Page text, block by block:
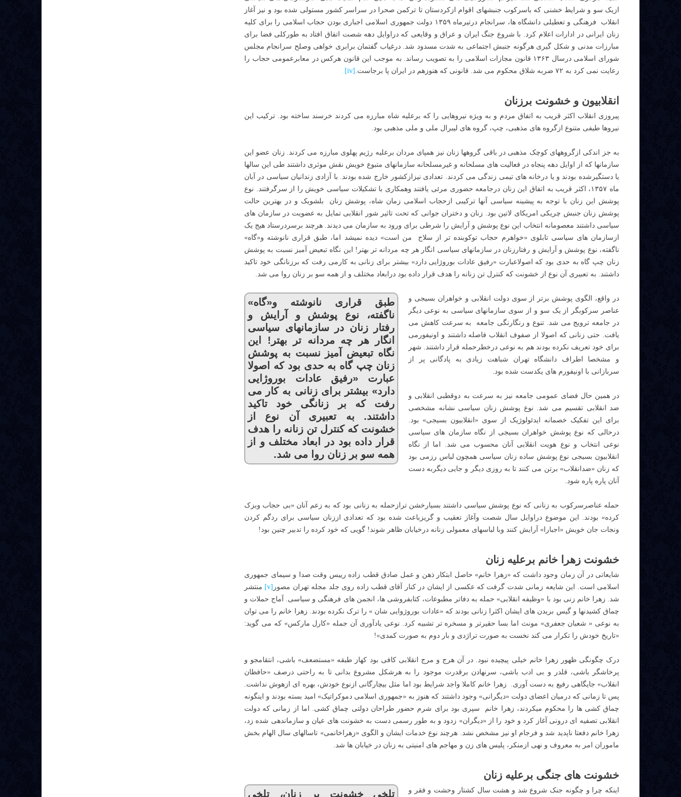
ازیک سو و شرایط خشنی که باسرکوب جنبشهای اقوام ازکردستان تا ترکمن صحرا در سراسر کشور مستولی شده بود و نیز آغاز
انقلاب فرهنگی و تعطیلی دانشگاه ها، سرانجام درتیرماه ۱۳۵۹ دولت جمهوری اسلامی اجباری بودن حجاب اسلامی را برای کلیه
زنان ایرانی در ادارات اعلام کرد. با شروع جنگ ایران و عراق و وقایعی که دراوایل دهه شصت اتفاق افتاد به طورکلی فضا برای
مبارزات مدنی و شکل گیری هرگونه جنبش اجتماعی به شدت مسدود شد. درغیاب گفتمان برابری خواهی وصلح سرانجام مجلس
شورای اسلامی درسال ۱۳۶۳ قانون مجازات اسلامی را به تصویب رساند. به موجب این قانون هرکس در معابرعمومی حجاب را
رعایت نمی کرد به ۷۲ ضربه شلاق محکوم می شد. قانونی که هنوزهم در ایران پا برجاست.
[iv]
انقلابیون و خشونت برزنان
پیروزی انقلاب اکثر قریب به اتفاق مردم و به ویژه نیروهایی را که برعلیه شاه مبارزه می کردند خرسند ساخته بود. ترکیب این
نیروها طیفی متنوع ازگروه های مذهبی، چپ، گروه های لیبرال ملی و ملی مذهبی بود.
به جز اندکی ازگروههای کوچک مذهبی در باقی گروهها زنان نیز همپای مردان برعلیه رژیم پهلوی مبارزه می کردند. زنان عضو این
سازمانها که از اوایل دهه پنجاه در فعالیت های مسلحانه و غیرمسلحانه سازمانهای متبوع خویش نقش موثری داشتند طی این سالها
یا دستگیرشده بودند و یا درخانه های تیمی زندگی می کردند. تعدادی نیزازکشور خارج شده بودند. با آزادی زندانیان سیاسی در آبان
ماه ۱۳۵۷، اکثر قریب به اتفاق این زنان درجامعه حضوری مرئی یافتند وهمکاری با تشکیلات سیاسی خویش را از سرگرفتند. نوع
پوشش این زنان با توجه به پیشینه سیاسی آنها ترکیبی ازحجاب اسلامی زمان شاه، پوشش زنان بلشویک و در بهترین حالت
پوشش زنان جنبش چریکی امریکای لاتین بود. زنان و دختران جوانی که تحت تاثیر شور انقلابی تمایل به عضویت در سازمان های
سیاسی داشتند معصومانه انتخاب این نوع پوشش و آرایش را شرطی برای ورود به سازمان می دیدند. هرچند برسردرستاد هیج یک
ازسازمان های سیاسی تابلوی «خواهرم حجاب توکوبنده تر از سلاح من است» دیده نمیشد اما، طبق قراری نانوشته و«گاه»
ناگفته، نوع پوشش و آرایش و رفتارزنان در سازمانهای سیاسی انگار هر چه مردانه تر بهتر! این نگاه تبعیض آمیز نسبت به پوشش
زنان چپ گاه به حدی بود که اصولاعبارت «رفیق عادات بوروژایی دارد» بیشتر برای زنانی به کارمی رفت که برزنانگی خود تاکید
داشتند. به تعبیری آن نوع از خشونت که کنترل تن زنانه را هدف قرار داده بود درابعاد مختلف و از همه سو بر زنان روا می شد.
طبق قراری نانوشته و«گاه»
ناگفته، نوع پوشش و آرایش و
رفتار زنان در سازمانهای سیاسی
انگار هر چه مردانه تر بهتر! این
نگاه تبعیض آمیز نسبت به پوشش
زنان چپ گاه به حدی بود که اصولا
عبارت «رفیق عادات بوروژایی
دارد» بیشتر برای زنانی به کار می
رفت که بر زنانگی خود تاکید
داشتند. به تعبیری آن نوع از
خشونت که کنترل تن زنانه را هدف
قرار داده بود در ابعاد مختلف و از
همه سو بر زنان روا می شد.
در واقع، الگوی پوشش برتر از سوی دولت انقلابی و خواهران بسیجی و
عناصر سرکوبگر از یک سو و از سوی سازمانهای سیاسی به نوعی دیگر
در جامعه ترویج می شد. تنوع و رنگارنگی جامعه به سرعت کاهش می
یافت. حتی زنانی که اصولا از صفوف انقلاب فاصله داشتند و اونیفورمی
برای خود تعریف نکرده بودند هم به نوعی درخطرحمله قرار داشتند. شهر
و مشخصا اطراف دانشگاه تهران شباهت زیادی به پادگانی پر از
سربازانی با اونیفورم های یکدست شده بود.
در همین حال فضای عمومی جامعه نیز به سرعت به دوقطبی انقلابی و
ضد انقلابی تقسیم می شد. نوع پوشش زنان سیاسی نشانه مشخصی
برای این تفکیک خصمانه ایدئولوژیک از سوی «انقلابیون بسیجی» بود.
درحالی که نوع پوشش خواهران بسیجی از نگاه سازمان های سیاسی
نوعی انتخاب و نوع هویت انقلابی آنان محسوب می شد. اما از نگاه
انقلابیون بسیجی نوع پوشش ساده زنان سیاسی همچون لباس رزمی بود
که زنان «ضدانقلاب» برتن می کنند تا به روزی دیگر و جایی دیگربه دست
آنان پاره پاره شود.
حمله عناصرسرکوب به زنانی که نوع پوشش سیاسی داشتند بسیارخشن ترازحمله به زنانی بود که به زعم آنان «بی حجاب وبزک
کرده» بودند. این موضوع دراوایل سال شصت وآغاز تعقیب و گریزباعث شده بود که تعدادی اززنان سیاسی برای ردگم کردن
ونجات جان خویش «اجبارا» آرایش کنند وبا لباسهای معمولی زنانه درخیابان ظاهر شوند! گویی که خود کرده را تدبیر چنین بود!
خشونت زهرا خانم برعلیه زنان
شایعاتی در آن زمان وجود داشت که «زهرا خانم» حاصل ابتکار ذهن و عمل صادق قطب زاده رییس وقت صدا و سیمای جمهوری
اسلامی است. این شایعه زمانی شدت گرفت که عکسی از ایشان در کنار آقای قطب زاده روی جلد مجله تهران مصور [v]
منتشر
شد. زهرا خانم زنی بود با «وظیفه انقلابی» حمله به دفاتر مطبوعات، کتابفروشی ها، انجمن های فرهنگی و سیاسی. آماج حملات و
چماق کشیدنها و گیس بریدن های ایشان اکثرا زنانی بودند که «عادات بوروژوایی شان » را ترک نکرده بودند. زهرا خانم را می توان
به نوعی « شعبان جعفری» مونث اما بسا حقیرتر و مسخره تر تشبیه کرد. نوعی یادآوری آن جمله «کارل مارکس» که می گوید:
«تاریخ خودش را تکرار می کند نخست به صورت تراژدی و بار دوم به صورت کمدی»!
درک چگونگی ظهور زهرا خانم خیلی پیچیده نبود. در آن هرج و مرج انقلابی کافی بود کهاز طبقه «مستضعف» باشی، انتقامجو و
پرخاشگر باشی، قلدر و بی ادب باشی، سرنهادن برقدرت موجود را به هرشکل مشروع بدانی تا به راحتی درصف «حافظان
انقلاب» جایگاهی رفیع به دست آوری. زهرا خانم کاملا واجد شرایط بود اما مثل بیچارگانی ازنوع خودش، بهره ای ازهوش نداشت.
پس تا زمانی که درمیان اعضای دولت «دیگرانی» وجود داشتند که هنوز به «جمهوری اسلامی دموکراتیک» امید بسته بودند و اینگونه
چماق کشی ها را محکوم میکردند، زهرا خانم سپری بود برای شرم حضور طراحان دولتی چماق کشی. اما از زمانی که دولت
انقلابی تصفیه ای درونی آغاز کرد و خود را از «دیگران» زدود و به طور رسمی دست به خشونت های عیان و سازماندهی شده زد،
زهرا خانم دفعتا ناپدید شد و فرجام او نیز مشخص نشد. هرچند نوع خدمات ایشان و الگوی «زهراخانمی» تاسالهای سال الهام بخش
ماموران امر به معروف و نهی ازمنکر، پلیس های زن و مهاجم های امنیتی به زنان در خیابان ها شد.
خشونت های جنگی برعلیه زنان
تلخی خشونت بر زنان، تلخی اینکه چرا و چگونه جنک شروع شد و هشت سال کشتار وحشت و فقر و